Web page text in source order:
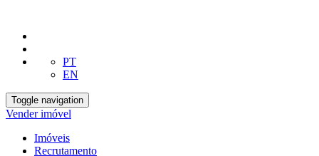
PT
EN
Toggle navigation
Vender imóvel
Imóveis
Recrutamento